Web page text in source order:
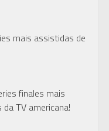
mais assistidas de
finales mais
TV americana!